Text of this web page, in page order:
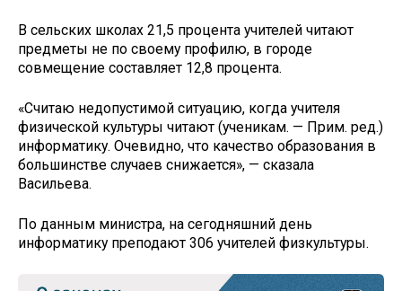
В сельских школах 21,5 процента учителей читают
предметы не по своему профилю, в городе
совмещение составляет 12,8 процента.
«Считаю недопустимой ситуацию, когда учителя
физической культуры читают (ученикам. — Прим. ред.)
информатику. Очевидно, что качество образования в
большинстве случаев снижается», — сказала
Васильева.
По данным министра, на сегодняшний день
информатику преподают 306 учителей физкультуры.